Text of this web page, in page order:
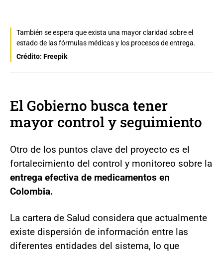
También se espera que exista una mayor claridad sobre el
estado de las fórmulas médicas y los procesos de entrega.
Crédito: Freepik
El Gobierno busca tener
mayor control y seguimiento
Otro de los puntos clave del proyecto es el
fortalecimiento del control y monitoreo sobre la
entrega efectiva de medicamentos en
Colombia.
La cartera de Salud considera que actualmente
existe dispersión de información entre las
diferentes entidades del sistema, lo que